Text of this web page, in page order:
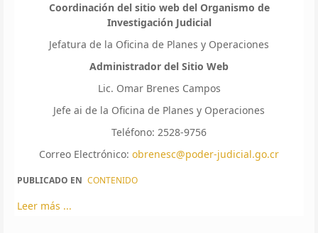
Coordinación del sitio web del Organismo de
Investigación Judicial
Jefatura de la Oficina de Planes y Operaciones
Administrador del Sitio Web
Lic. Omar Brenes Campos
Jefe ai de la Oficina de Planes y Operaciones
Teléfono: 2528-9756
Correo Electrónico: obrenesc@poder-judicial.go.cr
PUBLICADO EN CONTENIDO
Leer más ...